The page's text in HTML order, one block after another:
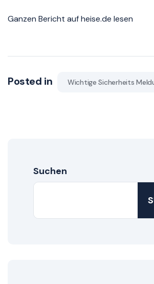
Ganzen Bericht auf heise.de lesen
Posted in Wichtige Sicherheits
Suchen